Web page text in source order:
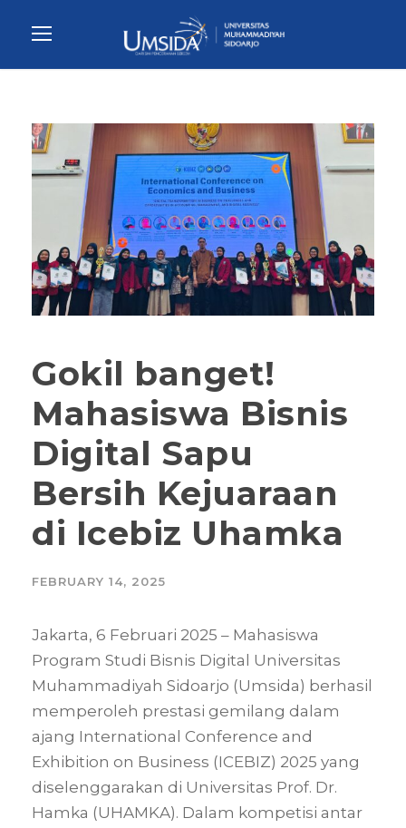
Gokil banget!
Mahasiswa Bisnis
Digital Sapu
Bersih Kejuaraan
di Icebiz Uhamka
FEBRUARY 14, 2025
Jakarta, 6 Februari 2025 – Mahasiswa
Program Studi Bisnis Digital Universitas
Muhammadiyah Sidoarjo (Umsida) berhasil
memperoleh prestasi gemilang dalam
ajang International Conference and
Exhibition on Business (ICEBIZ) 2025 yang
diselenggarakan di Universitas Prof. Dr.
Hamka (UHAMKA). Dalam kompetisi antar